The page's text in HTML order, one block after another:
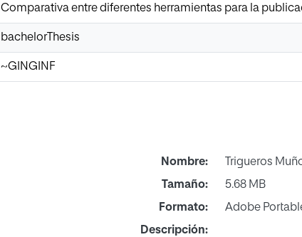
Comparativa entre diferentes herramientas para la
bachelorThesis
~GINGINF
Nombre:
Trigueros
Tamaño:
5.68 MB
Formato:
Adobe
Descripción: